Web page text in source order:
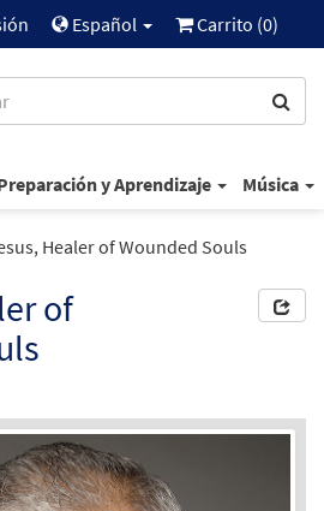
Español Carrito (0)
y Aprendizaje Música
Healer of Wounded Souls
of